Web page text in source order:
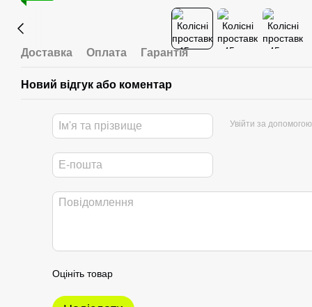
Доставка Оплата Гарантія
Новий відгук або коментар
Увійти за допомогою
Оцініть товар